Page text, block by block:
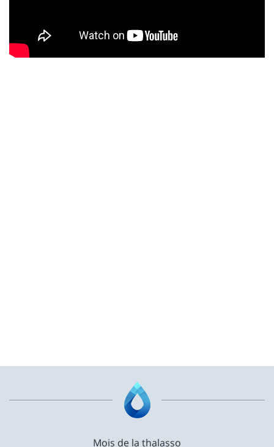
Mois de la thalasso